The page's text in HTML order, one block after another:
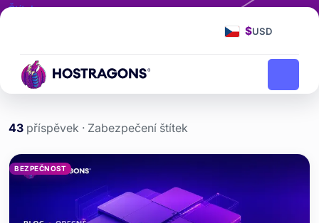
$USD
Štítek
Domovská stránka blog Zabezpečení
43 příspěvek · Zabezpečení štítek
Zabezpečení etiketi
BEZPEČNOST